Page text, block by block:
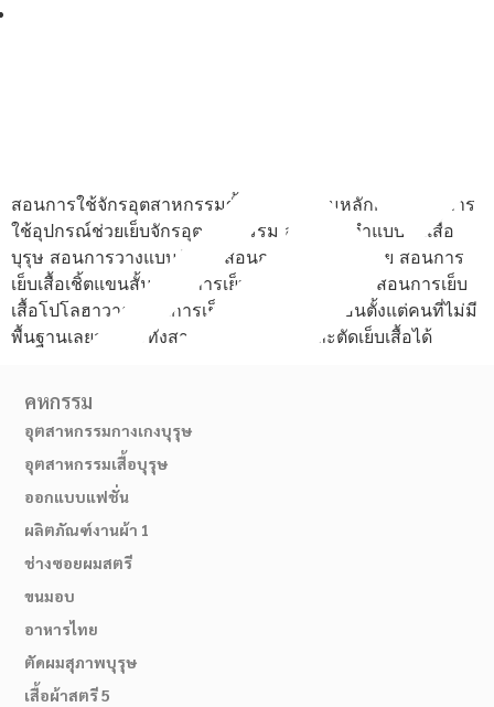
สอนการใช้จักรอุตสาหกรรมขั้นพื้นฐานตามหลักการ สอนการ
ใช้อุปกรณ์ช่วยเย็บจักรอุตสาหกรรม สอนการทำแบบตัดเสื้อ
บุรุษ สอนการวางแบบตัดผ้า สอนการเย็บเสื้อฮาวาย สอนการ
เย็บเสื้อเชิ้ตแขนสั้น สอนการเย็บเสื้อเชิ้ตแขนยาว สอนการเย็บ
เสื้อโปโลฮาวาย สอนการเย็บเสื้อโปโลเชิ้ต สอนตั้งแต่คนที่ไม่มี
พื้นฐานเลยจนกระทั่งสามารถสร้างแบบและตัดเย็บเสื้อได้
คหกรรม
อุตสาหกรรมกางเกงบุรุษ
อุตสาหกรรมเสื้อบุรุษ
ออกแบบแฟชั่น
ผลิตภัณฑ์งานผ้า 1
ช่างซอยผมสตรี
ขนมอบ
อาหารไทย
ตัดผมสุภาพบุรุษ
เสื้อผ้าสตรี 5